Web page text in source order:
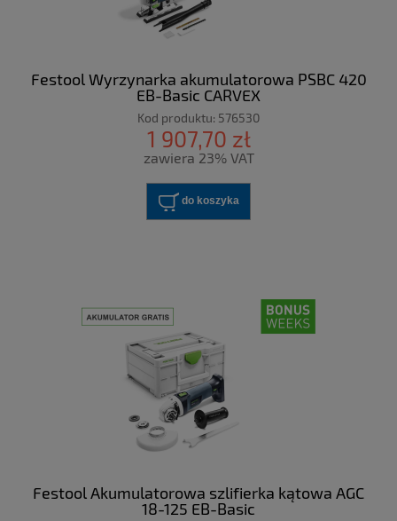
Festool Wyrzynarka akumulatorowa PSBC 420
EB-Basic CARVEX
Kod produktu: 576530
1 907,70 zł
zawiera 23% VAT
do koszyka
Festool Akumulatorowa szlifierka kątowa AGC
18-125 EB-Basic